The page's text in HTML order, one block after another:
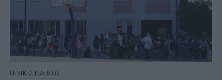
ΓΕΝΙΚΕΣ ΕΙΔΗΣΕΙΣ